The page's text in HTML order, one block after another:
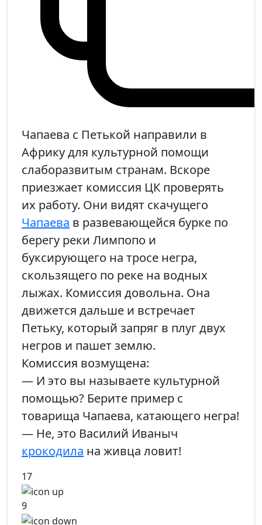
Чапаева с Петькой направили в
Африку для культурной помощи
слаборазвитым странам. Вскоре
приезжает комиссия ЦК проверять
их работу. Они видят скачущего
Чапаева в развевающейся бурке по
берегу реки Лимпопо и
буксирующего на тросе негра,
скользящего по реке на водных
лыжах. Комиссия довольна. Она
движется дальше и встречает
Петьку, который запряг в плуг двух
негров и пашет землю.
Комиссия возмущена:
— И это вы называете культурной
помощью? Берите пример с
товарища Чапаева, катающего негра!
— Не, это Василий Иваныч
крокодила на живца ловит!
17
9